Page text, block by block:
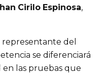
Cirilo Espinosa,
representante del
se diferenciará
las pruebas que